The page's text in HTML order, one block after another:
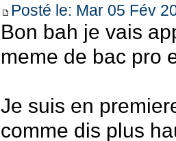
Posté le: Mar 05 Fév
Bon bah je vais
meme de bac pro
Je suis en
comme dis plus